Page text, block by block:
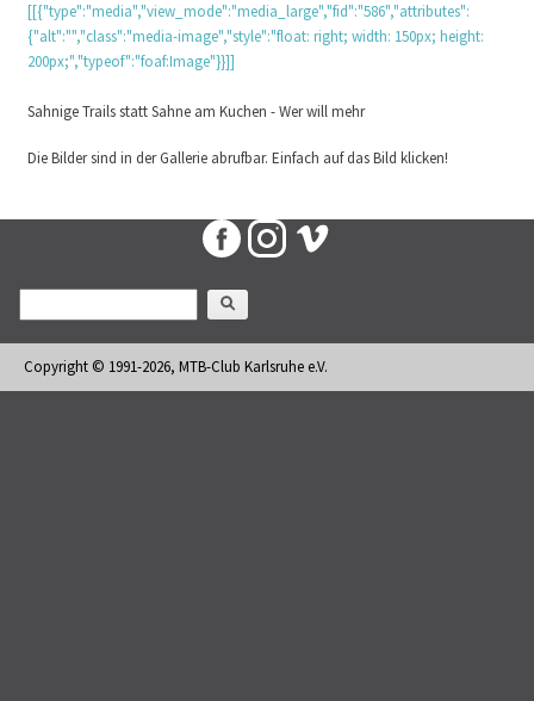
[[{"type":"media","view_mode":"media_large","fid":"586","attributes":
{"alt":"","class":"media-image","style":"float: right; width: 150px; height:
200px;","typeof":"foaf:Image"}}]]
Sahnige Trails statt Sahne am Kuchen - Wer will mehr
Die Bilder sind in der Gallerie abrufbar. Einfach auf das Bild klicken!
Suchformular
Copyright © 1991-2026, MTB-Club Karlsruhe e.V.